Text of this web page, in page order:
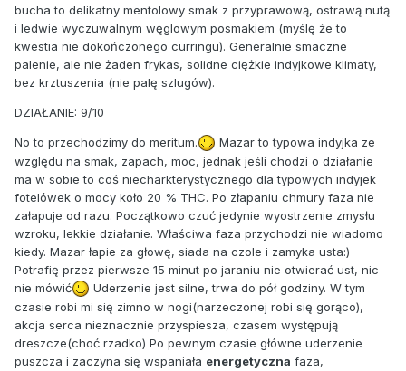
bucha to delikatny mentolowy smak z przyprawową, ostrawą nutą
i ledwie wyczuwalnym węglowym posmakiem (myślę że to
kwestia nie dokończonego curringu). Generalnie smaczne
palenie, ale nie żaden frykas, solidne ciężkie indyjkowe klimaty,
bez krztuszenia (nie palę szlugów).
DZIAŁANIE: 9/10
No to przechodzimy do meritum.
Mazar to typowa indyjka ze
względu na smak, zapach, moc, jednak jeśli chodzi o działanie
ma w sobie to coś niecharkterystycznego dla typowych indyjek
fotelówek o mocy koło 20 % THC. Po złapaniu chmury faza nie
załapuje od razu. Początkowo czuć jedynie wyostrzenie zmysłu
wzroku, lekkie działanie. Właściwa faza przychodzi nie wiadomo
kiedy. Mazar łapie za głowę, siada na czole i zamyka usta:)
Potrafię przez pierwsze 15 minut po jaraniu nie otwierać ust, nic
nie mówić
Uderzenie jest silne, trwa do pół godziny. W tym
czasie robi mi się zimno w nogi(narzeczonej robi się gorąco),
akcja serca nieznacznie przyspiesza, czasem występują
dreszcze(choć rzadko) Po pewnym czasie główne uderzenie
puszcza i zaczyna się wspaniała energetyczna faza,